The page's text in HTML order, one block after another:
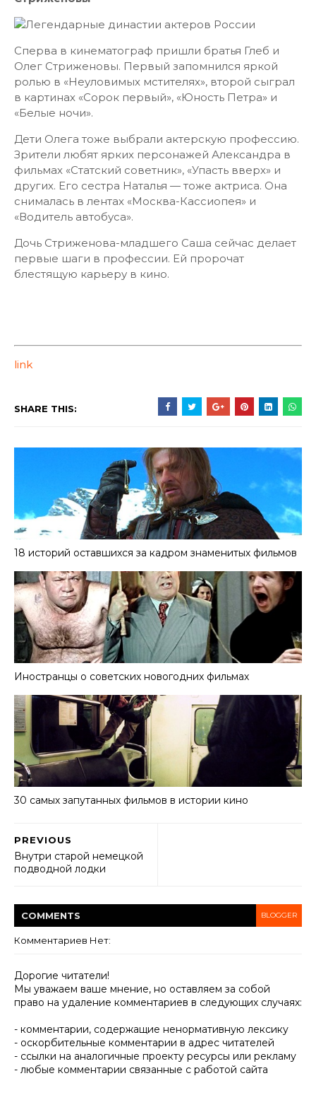
Сперва в кинематограф пришли братья Глеб и
Олег Стриженовы. Первый запомнился яркой
ролью в «Неуловимых мстителях», второй сыграл
в картинах «Сорок первый», «Юность Петра» и
«Белые ночи».
Дети Олега тоже выбрали актерскую профессию.
Зрители любят ярких персонажей Александра в
фильмах «Статский советник», «Упасть вверх» и
других. Его сестра Наталья — тоже актриса. Она
снималась в лентах «Москва-Кассиопея» и
«Водитель автобуса».
Дочь Стриженова-младшего Саша сейчас делает
первые шаги в профессии. Ей пророчат
блестящую карьеру в кино.
link
SHARE THIS:
18 историй оставшихся за кадром знаменитых фильмов
Иностранцы о советских новогодних фильмах
30 самых запутанных фильмов в истории кино
PREVIOUS
Внутри старой немецкой
подводной лодки
COMMENTS BLOGGER
Комментариев Нет:
Дорогие читатели!
Мы уважаем ваше мнение, но оставляем за собой
право на удаление комментариев в следующих случаях:
- комментарии, содержащие ненормативную лексику
- оскорбительные комментарии в адрес читателей
- ссылки на аналогичные проекту ресурсы или рекламу
- любые комментарии связанные с работой сайта